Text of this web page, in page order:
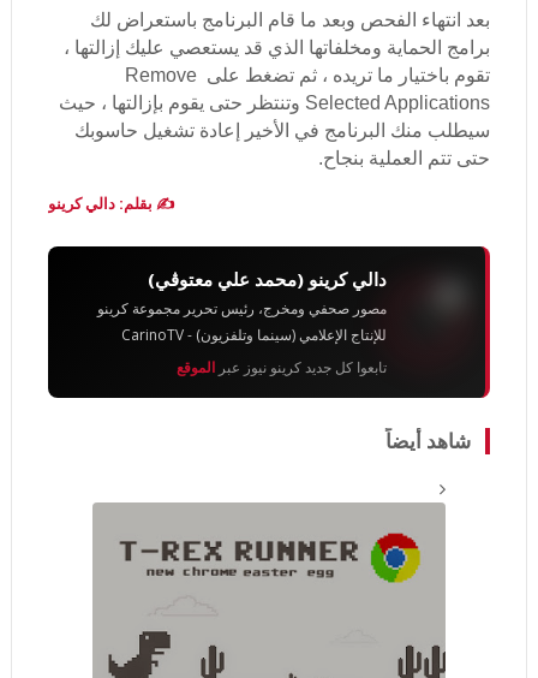
بعد انتهاء الفحص وبعد ما قام البرنامج باستعراض لك
برامج الحماية ومخلفاتها الذي قد يستعصي عليك إزالتها ،
تقوم باختيار ما تريده ، ثم تضغط على Remove
Selected Applications وتنتظر حتى يقوم بإزالتها ، حيث
سيطلب منك البرنامج في الأخير إعادة تشغيل حاسوبك
حتى تتم العملية بنجاح.
✍️ بقلم: دالي كرينو
دالي كرينو (محمد علي معتوڨي)
مصور صحفي ومخرج، رئيس تحرير مجموعة كرينو
للإنتاج الإعلامي (سينما وتلفزيون) - CarinoTV
تابعوا كل جديد كرينو نيوز عبر الموقع
شاهد أيضاً